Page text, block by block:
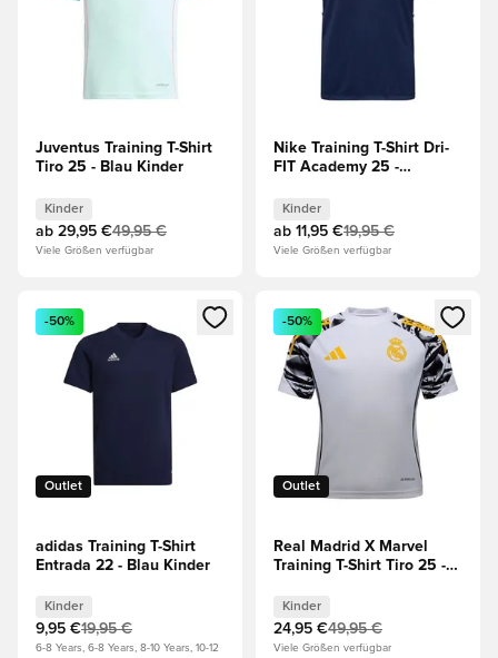
Juventus Training T-Shirt
Tiro 25 - Blau Kinder
Kinder
ab 29,95 €49,95 €
Viele Größen verfügbar
Nike Training T-Shirt Dri-
FIT Academy 25 -
Kinder
ab 11,95 €19,95 €
Viele Größen verfügbar
Öffnet ein neues Fenster zum Anmelden oder Registrieren
Outlet
-50%
adidas Training T-Shirt
Entrada 22 - Blau Kinder
Kinder
9,95 €19,95 €
6-8 Years, 6-8 Years, 8-10 Years, 10-12
Öffnet ein neues Fenster
Outlet
-50%
Real Madrid X Marvel
Training T-Shirt Tiro 25 -
Kinder
24,95 €49,95 €
Viele Größen verfügbar